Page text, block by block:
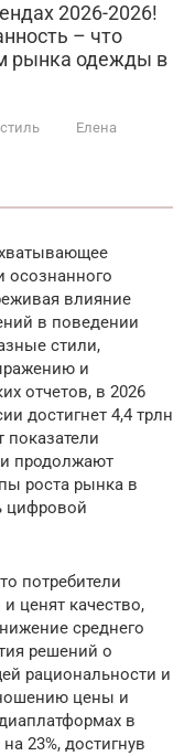
2026-2026!
– что
рынка одежды в
Елена
осознанного
влияние
в поведении
стили,
и
отчетов, в 2026
достигнет 4,4 трлн
показатели
продолжают
роста рынка в
цифровой
потребители
ценят качество,
среднего
решений о
рациональности и
цены и
в
23%, достигнув